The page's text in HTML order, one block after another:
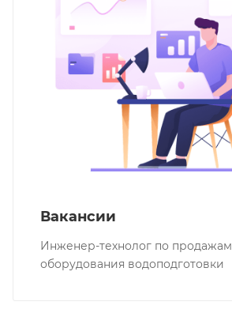
Вакансии
Инженер-технолог по продажам
оборудования водоподготовки